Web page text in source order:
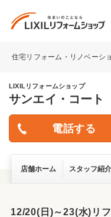
住宅リフォーム・リノベーシ
LIXILリフォームショップ
サンエイ・コート
店舗ホーム スタッフ紹介
12/20(日)～23(水)リ